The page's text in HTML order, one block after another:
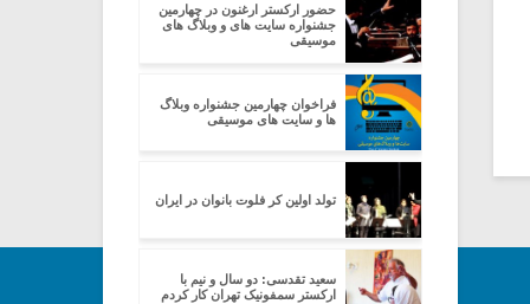
حضور ارکستر ارغنون در چهارمین
جشنواره سایت های و وبلاگ های
موسیقی
فراخوان چهارمین جشنواره وبلاگ
ها و سایت های موسیقی
تولد اولین کر فلوت بانوان در ایران
سعید تقدسی: دو سال و نیم با
ارکستر سمفونیک تهران کار کردم